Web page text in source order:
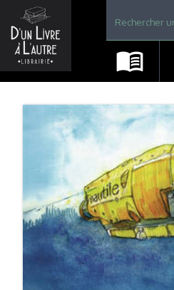
Librairie D'un livre à l'autre - Avranches
menu_book